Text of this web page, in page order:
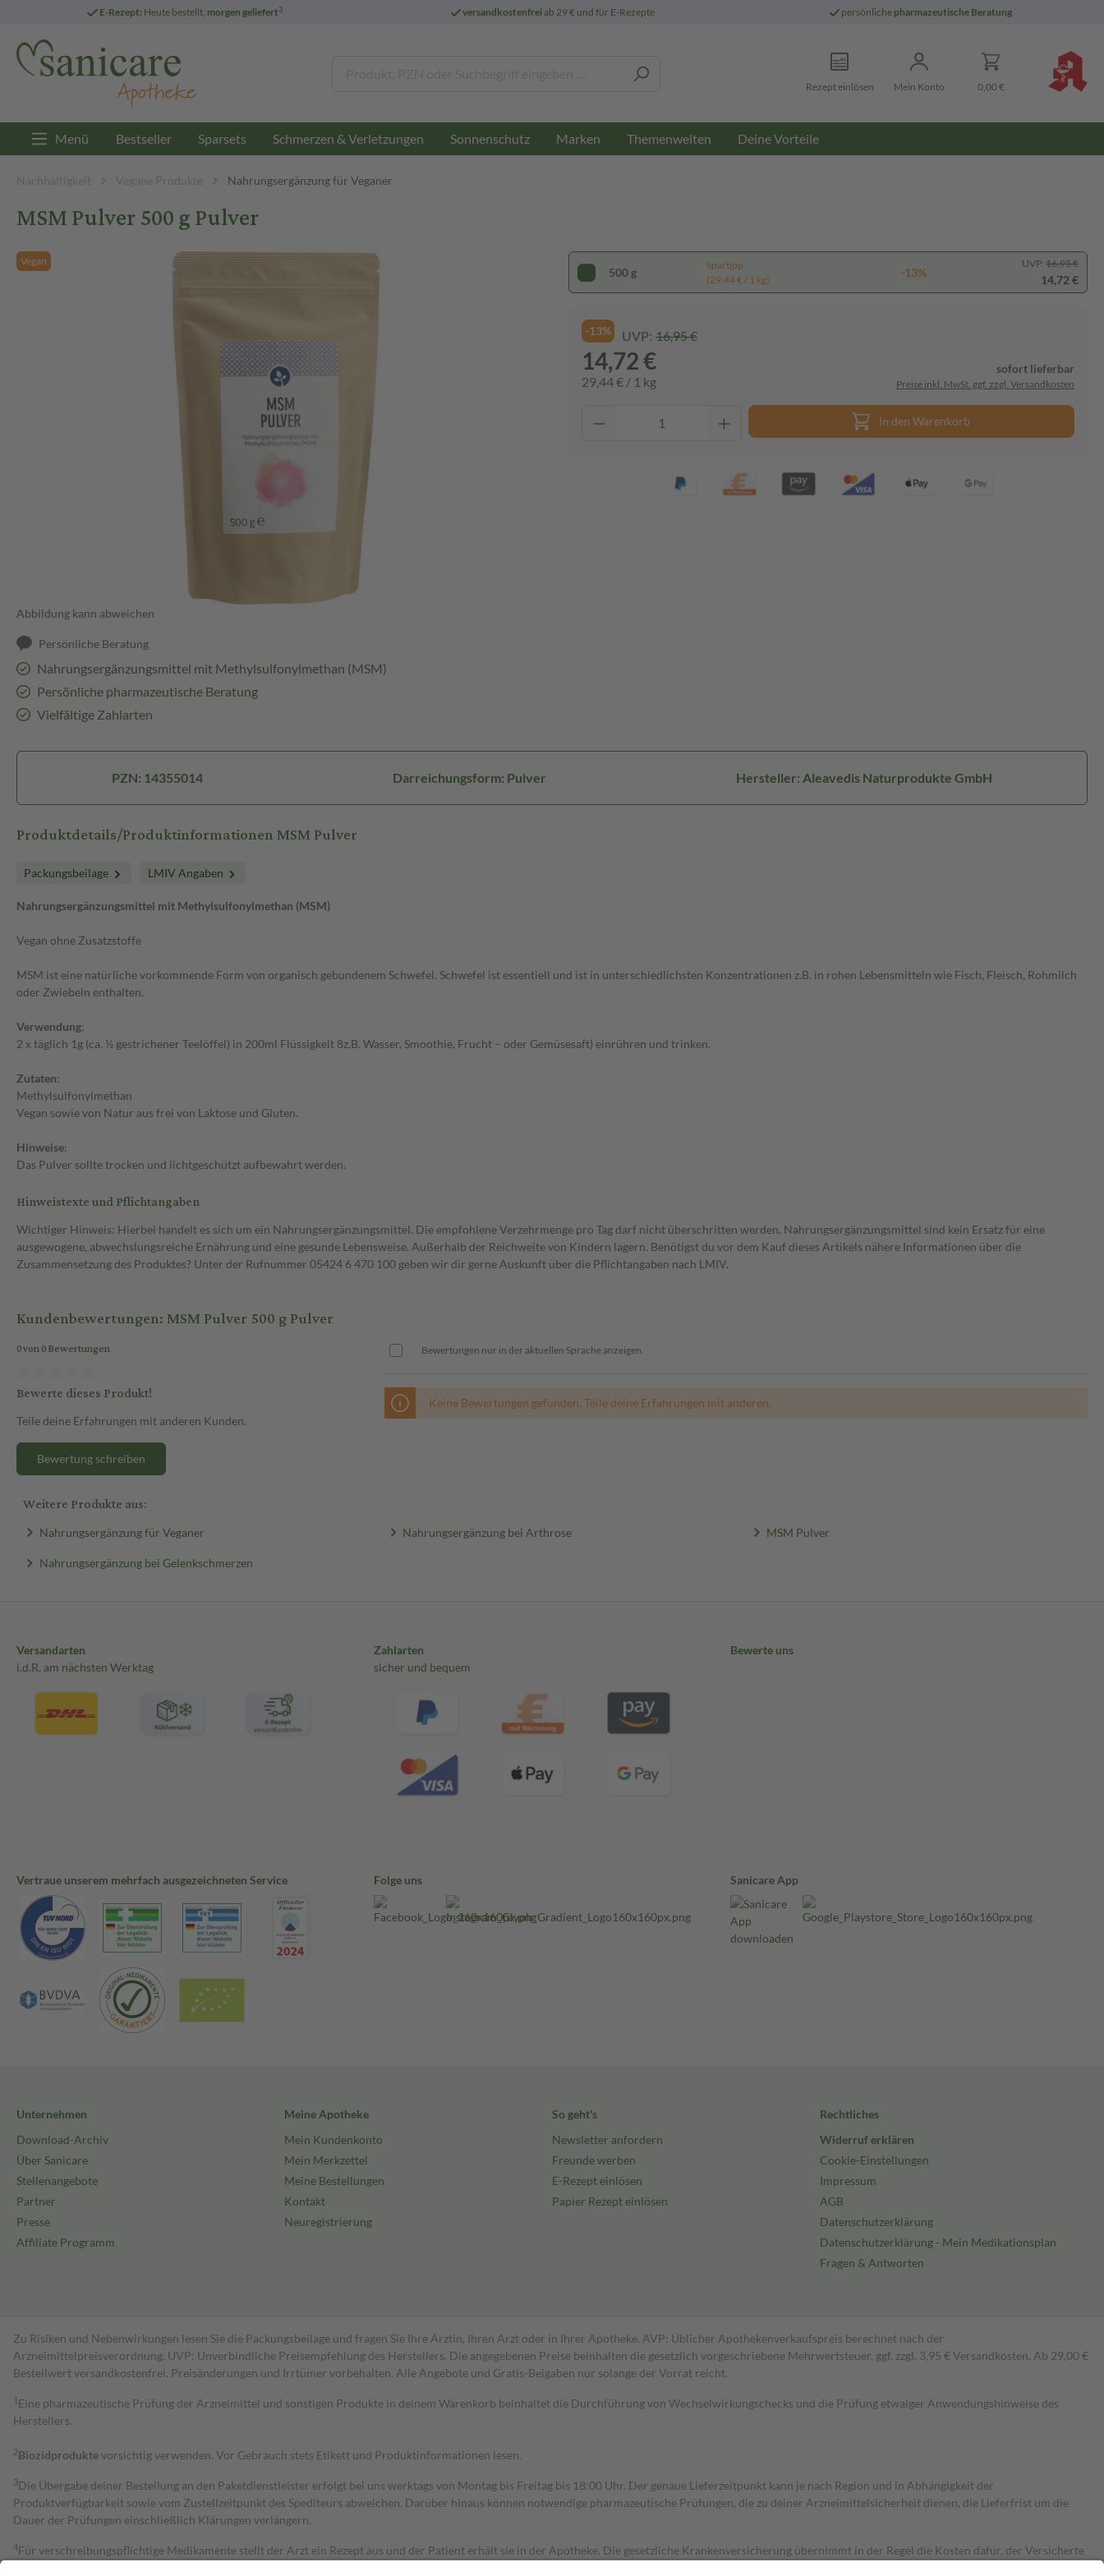
E-Rezept: Heute bestellt, morgen geliefert3 versandkostenfreiab 29 € und für E-Rezepte persönliche pharmazeutische Beratung
Rezept einlösen Mein Konto 0,00 €
Menü Bestseller Sparsets Schmerzen & Verletzungen Sonnenschutz Marken Themenwelten Deine Vorteile
Nachhaltigkeit Vegane Produkte Nahrungsergänzung für Veganer
MSM Pulver 500 g Pulver
Vegan
Abbildung kann abweichen
Persönliche Beratung
Nahrungsergänzungsmittel mit Methylsulfonylmethan (MSM)
Persönliche pharmazeutische Beratung
Vielfältige Zahlarten
500 g
Spartipp
(29,44 € / 1 kg)
-13%
UVP: 16,95 €
14,72 €
-13% UVP: 16,95 €
14,72 €
29,44 € / 1 kg
sofort lieferbar
Preise inkl. MwSt. ggf. zzgl. Versandkosten
In den Warenkorb
PZN: 14355014 Darreichungsform: Pulver Hersteller: Aleavedis Naturprodukte GmbH
Produktdetails/Produktinformationen MSM Pulver
Packungsbeilage LMIV Angaben
Nahrungsergänzungsmittel mit Methylsulfonylmethan (MSM)
Vegan ohne Zusatzstoffe
MSM ist eine natürliche vorkommende Form von organisch gebundenem Schwefel. Schwefel ist essentiell und ist in unterschiedlichsten Konzentrationen z.B. in rohen Lebensmitteln wie Fisch, Fleisch, Rohmilch
oder Zwiebeln enthalten.
Verwendung:
2 x täglich 1g (ca. ½ gestrichener Teelöffel) in 200ml Flüssigkeit 8z.B. Wasser, Smoothie, Frucht – oder Gemüsesaft) einrühren und trinken.
Zutaten:
Methylsulfonylmethan
Vegan sowie von Natur aus frei von Laktose und Gluten.
Hinweise:
Das Pulver sollte trocken und lichtgeschützt aufbewahrt werden.
Hinweistexte und Pflichtangaben
Wichtiger Hinweis: Hierbei handelt es sich um ein Nahrungsergänzungsmittel. Die empfohlene Verzehrmenge pro Tag darf nicht überschritten werden. Nahrungsergänzungsmittel sind kein Ersatz für eine
ausgewogene, abwechslungsreiche Ernährung und eine gesunde Lebensweise. Außerhalb der Reichweite von Kindern lagern. Benötigst du vor dem Kauf dieses Artikels nähere Informationen über die
Zusammensetzung des Produktes? Unter der Rufnummer 05424 6 470 100 geben wir dir gerne Auskunft über die Pflichtangaben nach LMIV.
Kundenbewertungen: MSM Pulver 500 g Pulver
0 von 0 Bewertungen
Bewerte dieses Produkt!
Teile deine Erfahrungen mit anderen Kunden.
Bewertung schreiben
Bewertungen nur in der aktuellen Sprache anzeigen.
Keine Bewertungen gefunden. Teile deine Erfahrungen mit anderen.
Weitere Produkte aus:
Nahrungsergänzung für Veganer Nahrungsergänzung bei Arthrose MSM Pulver
Nahrungsergänzung bei Gelenkschmerzen
Versandarten
i.d.R. am nächsten Werktag
Zahlarten
sicher und bequem
Bewerte uns
Vertraue unserem mehrfach ausgezeichneten Service Folge uns Sanicare App
Unternehmen
Download-Archiv
Über Sanicare
Stellenangebote
Partner
Presse
Affiliate Programm
Meine Apotheke
Mein Kundenkonto
Mein Merkzettel
Meine Bestellungen
Kontakt
Neuregistrierung
So geht's
Newsletter anfordern
Freunde werben
E-Rezept einlösen
Papier Rezept einlösen
Rechtliches
Widerruf erklären
Cookie-Einstellungen
Impressum
AGB
Datenschutzerklärung
Datenschutzerklärung - Mein Medikationsplan
Fragen & Antworten
Zu Risiken und Nebenwirkungen lesen Sie die Packungsbeilage und fragen Sie Ihre Ärztin, Ihren Arzt oder in Ihrer Apotheke. AVP: Üblicher Apothekenverkaufspreis berechnet nach der
Arzneimittelpreisverordnung. UVP: Unverbindliche Preisempfehlung des Herstellers. Die angegebenen Preise beinhalten die gesetzlich vorgeschriebene Mehrwertsteuer, ggf. zzgl. 3,95 € Versandkosten. Ab 29,00 €
Bestell­wert versand­kosten­frei. Preisänderungen und Irrtümer vorbehalten. Alle Angebote und Gratis-Beigaben nur solange der Vorrat reicht.
1 Eine pharmazeutische Prüfung der Arzneimittel und sonstigen Produkte in deinem Warenkorb beinhaltet die Durchführung von Wechselwirkungschecks und die Prüfung etwaiger Anwendungshinweise des
Herstellers.
2Biozidproduktevorsichtig verwenden. Vor Gebrauch stets Etikett und Produktinformationen lesen.
3Die Übergabe deiner Bestellung an den Paketdienstleister erfolgt bei uns werktags von Montag bis Freitag bis 18:00 Uhr. Der genaue Lieferzeitpunkt kann je nach Region und in Abhängigkeit der
Produktverfügbarkeit sowie vom Zustellzeitpunkt des Spediteurs abweichen. Darüber hinaus können notwendige pharmazeutische Prüfungen, die zu deiner Arzneimittelsicherheit dienen, die Lieferfrist um die
Dauer der Prüfungen einschließlich Klärungen verlängern.
4Für verschreibungspflichtige Medikamente stellt der Arzt ein Rezept aus und der Patient erhält sie in der Apotheke. Die gesetzliche Krankenversicherung übernimmt in der Regel die Kosten dafür, der Versicherte